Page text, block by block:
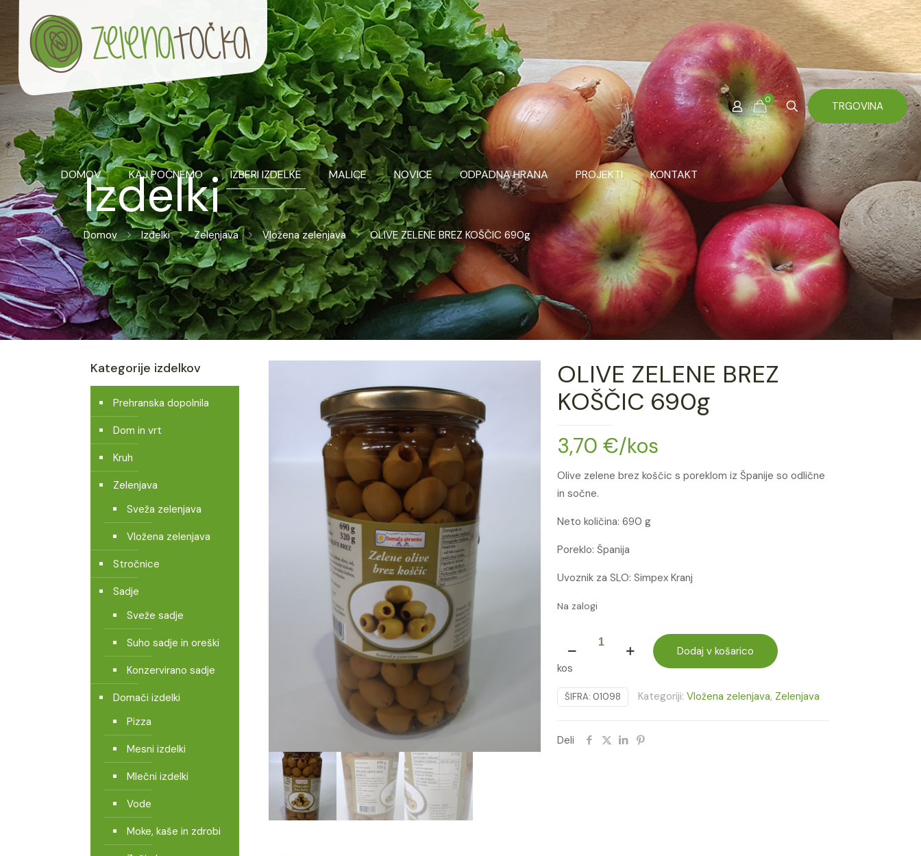
DOMOV KAJ POČNEMO IZBERI IZDELKE MALICE NOVICE ODPADNA HRANA PROJEKTI KONTAKT
0 TRGOVINA
Izdelki
Domov Izdelki Zelenjava Vložena zelenjava OLIVE ZELENE BREZ KOŠČIC 690g
OLIVE ZELENE BREZ
KOŠČIC 690g
3,70 €/kos
Olive zelene brez koščic s poreklom iz Španije so odlične
in sočne.
Neto količina: 690 g
Poreklo: Španija
Uvoznik za SLO: Simpex Kranj
Na zalogi
ZELENE
BREZ
KOŠČIC
690g
kos
Dodaj v košarico
ŠIFRA: 01098 Kategoriji: Vložena zelenjava, Zelenjava
Deli
Kategorije izdelkov
Prehranska dopolnila
Dom in vrt
Kruh
Zelenjava
Sveža zelenjava
Vložena zelenjava
Stročnice
Sadje
Sveže sadje
Suho sadje in oreški
Konzervirano sadje
Domači izdelki
Pizza
Mesni izdelki
Mlečni izdelki
Vode
Moke, kaše in zdrobi